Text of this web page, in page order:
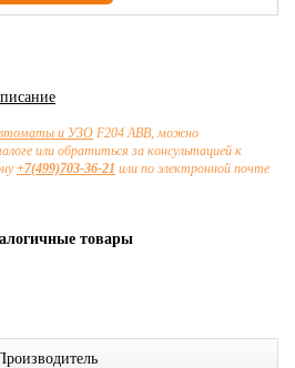
и УЗО F204 ABB, можно
или обратиться за консультацией к
+7(499)703-36-21 или по электронной почте
товары